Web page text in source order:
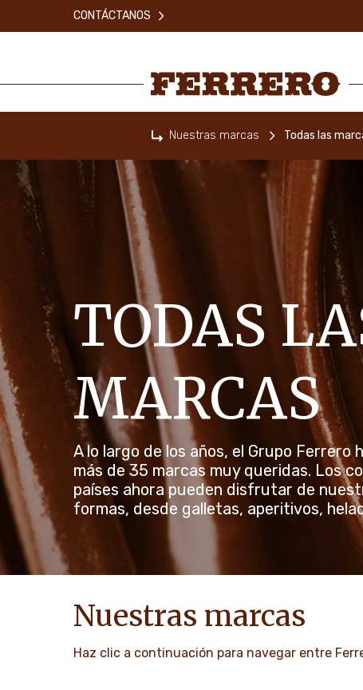
CONTÁCTANOS
Nuestras marcas Todas las
TODAS
MARCAS
A lo largo de los años, el Grupo Ferrero
más de 35 marcas muy queridas. Los
países ahora pueden disfrutar de
formas, desde galletas, aperitivos,
Nuestras marcas
Haz clic a continuación para navegar entre